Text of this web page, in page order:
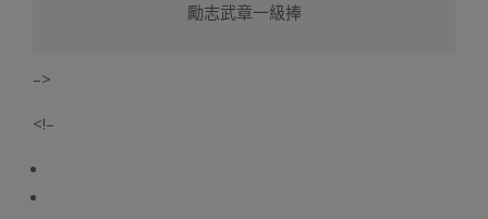
勵志武章一級捧
–>
<!–